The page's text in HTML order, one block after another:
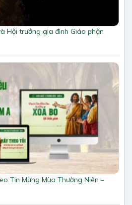
Hội trưởng gia đình Giáo phận
Tin Mừng Mùa Thường Niên –